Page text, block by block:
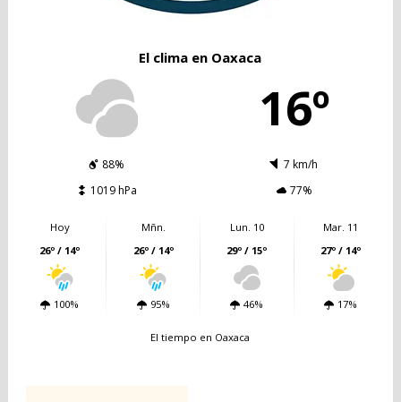
El clima en Oaxaca
16º
88%
7 km/h
1019 hPa
77%
Hoy
26º / 14º
100%
Mñn.
26º / 14º
95%
Lun. 10
29º / 15º
46%
Mar. 11
27º / 14º
17%
El tiempo en Oaxaca